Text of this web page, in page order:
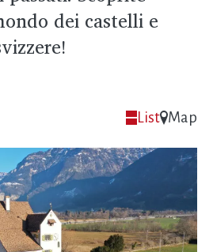
dei castelli e
List Map